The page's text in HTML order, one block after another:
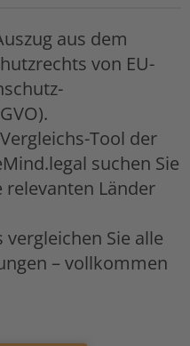
aus dem
von EU-
Tool der
suchen Sie
relevanten Länder
Sie alle
– vollkommen